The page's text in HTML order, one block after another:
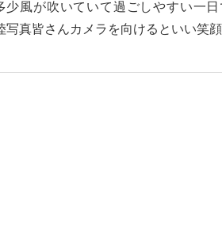
風が吹いていて過ごしやすい一
真皆さんカメラを向けるといい笑